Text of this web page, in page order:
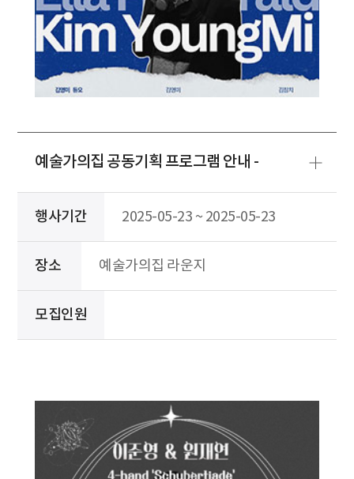
예술가의집 공동기획 프로그램 안내 -
행사기간 2025-05-23 ~ 2025-05-23
장소 예술가의집 라운지
모집인원